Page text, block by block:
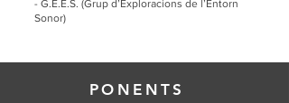
- G.E.E.S. (Grup d’Exploracions de l’Entorn
Sonor)
PONENTS